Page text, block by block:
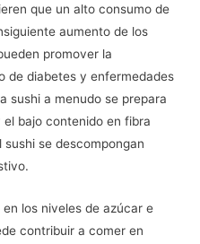
que un alto consumo de
aumento de los
promover la
de diabetes y enfermedades
sushi a menudo se prepara
bajo contenido en fibra
se descompongan
los niveles de azúcar e
contribuir a comer en